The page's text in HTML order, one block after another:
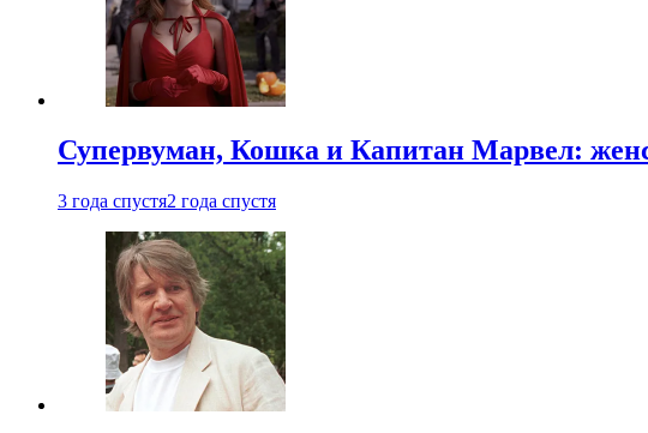
Супервуман, Кошка и Капитан Марвел:
3 года спустя2 года спустя